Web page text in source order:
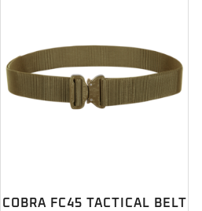
COBRA FC45 TACTICAL BELT